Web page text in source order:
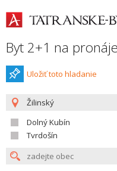
Byt 2+1 na
Uložiť toto hladanie
Žilinský
Dolný Kubín
Tvrdošín